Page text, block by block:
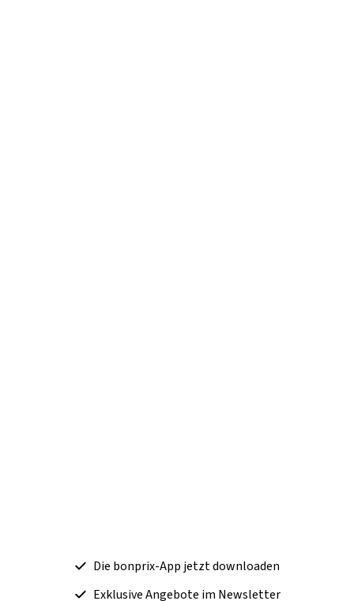
Die bonprix-App jetzt downloaden
Exklusive Angebote im Newsletter